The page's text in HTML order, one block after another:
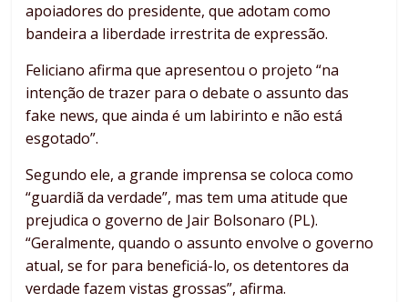
apoiadores do presidente, que adotam como
bandeira a liberdade irrestrita de expressão.
Feliciano afirma que apresentou o projeto “na
intenção de trazer para o debate o assunto das
fake news, que ainda é um labirinto e não está
esgotado”.
Segundo ele, a grande imprensa se coloca como
“guardiã da verdade”, mas tem uma atitude que
prejudica o governo de Jair Bolsonaro (PL).
“Geralmente, quando o assunto envolve o governo
atual, se for para beneficiá-lo, os detentores da
verdade fazem vistas grossas”, afirma.